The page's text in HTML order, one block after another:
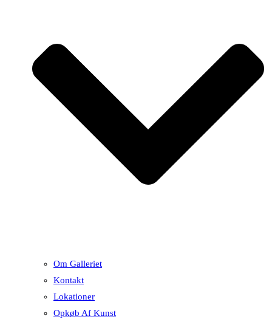
Om Galleriet
Kontakt
Lokationer
Opkøb Af Kunst